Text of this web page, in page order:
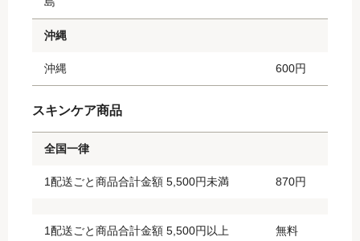
沖縄
沖縄 600円
スキンケア商品
全国一律
1配送ごと商品合計金額 5,500円未満 870円
1配送ごと商品合計金額 5,500円以上 無料